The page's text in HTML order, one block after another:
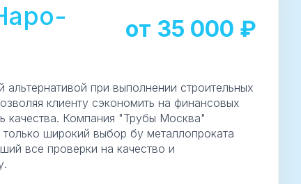
от 35 000 ₽
альтернативой при выполнении строительных
клиенту сэкономить на финансовых
качества. Компания "Трубы Москва"
широкий выбор бу металлопроката
все проверки на качество и